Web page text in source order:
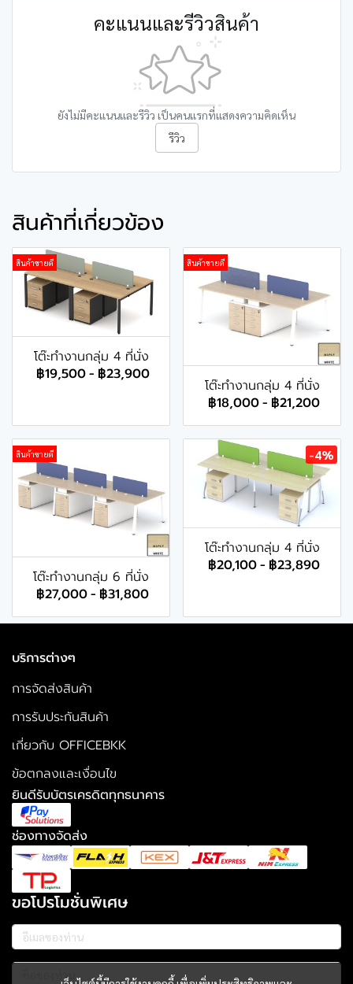
คะแนนและรีวิวสินค้า
ยังไม่มีคะแนนและรีวิว เป็นคนแรกที่แสดงความคิดเห็น
รีวิว
สินค้าที่เกี่ยวข้อง
สินค้าขายดี
โต๊ะทำงานกลุ่ม 4 ที่นั่ง
฿19,500- ฿23,900
สินค้าขายดี
โต๊ะทำงานกลุ่ม 4 ที่นั่ง
฿18,000- ฿21,200
สินค้าขายดี
โต๊ะทำงานกลุ่ม 6 ที่นั่ง
฿27,000- ฿31,800
-4%
โต๊ะทำงานกลุ่ม 4 ที่นั่ง
฿20,100- ฿23,890
บริการต่างๆ
การจัดส่งสินค้า
การรับประกันสินค้า
เกี่ยวกับ OFFICEBKK
ข้อตกลงและเงื่อนไข
ยินดีรับบัตรเครดิตทุกธนาคาร
ช่องทางจัดส่ง
ขอโปรโมชั่นพิเศษ